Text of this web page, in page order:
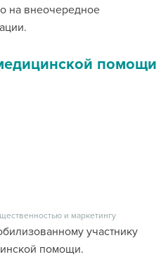
на внеочередное
помощи
и маркетингу
участнику
помощи.